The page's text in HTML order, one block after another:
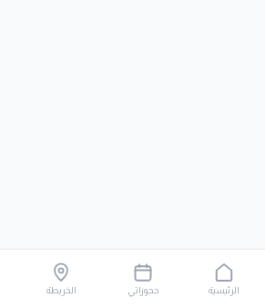
الرئيسية حجوزاتي الخريطة